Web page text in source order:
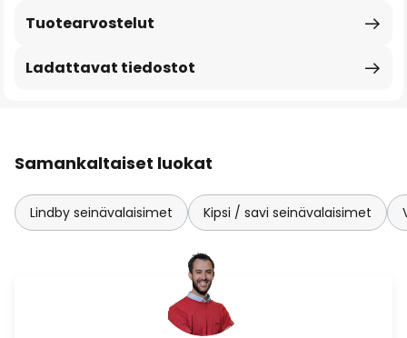
Tuotearvostelut
Ladattavat tiedostot
Samankaltaiset luokat
Lindby seinävalaisimet Kipsi / savi seinävalaisimet